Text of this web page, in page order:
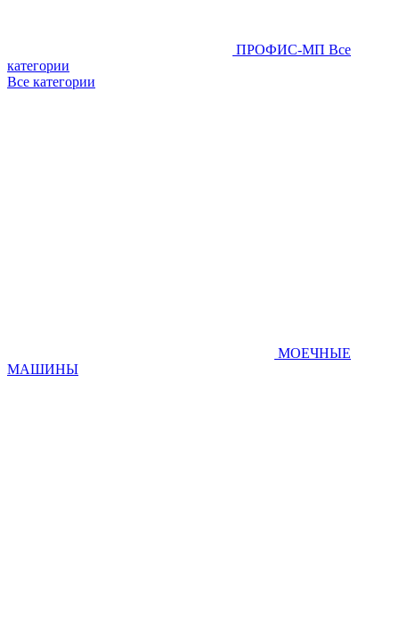
ПРОФИС-МП Все
категории
Все категории
МОЕЧНЫЕ
МАШИНЫ